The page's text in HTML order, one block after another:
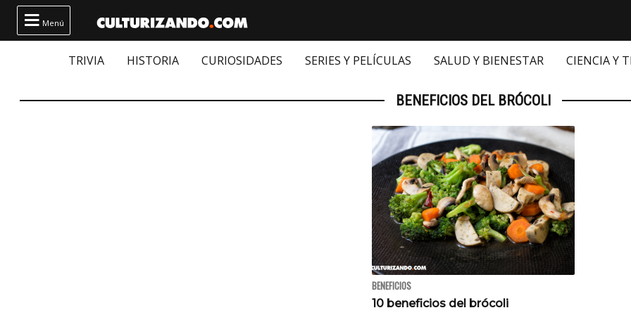
 Menú
TRIVIA HISTORIA CURIOSIDADES SERIES Y PELÍCULAS SALUD Y BIENESTAR CIENCIA Y
BENEFICIOS DEL BRÓCOLI
BENEFICIOS
10 beneficios del brócoli